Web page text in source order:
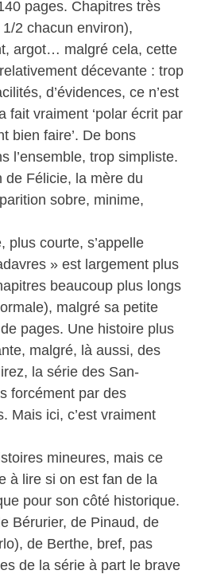
pages. Chapitres très
2 chacun environ),
argot… malgré cela, cette
décevante : trop
d’évidences, ce n’est
fait vraiment ‘polar écrit par
bien faire’. De bons
l’ensemble, trop simpliste.
de Félicie, la mère du
sobre, minime,
plus courte, s’appelle
» est largement plus
beaucoup plus longs
malgré sa petite
pages. Une histoire plus
malgré, là aussi, des
la série des San-
forcément par des
Mais ici, c’est vraiment
mineures, mais ce
à lire si on est fan de la
pour son côté historique.
Bérurier, de Pinaud, de
de Berthe, bref, pas
de la série à part le brave